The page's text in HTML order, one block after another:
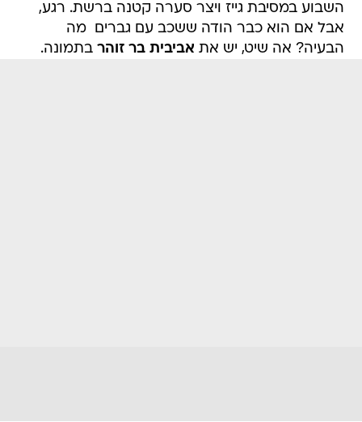
השבוע במסיבת גייז ויצר סערה קטנה ברשת. רגע,
אבל אם הוא כבר הודה ששכב עם גברים  מה
הבעיה? אה שיט, יש את אביבית בר זוהר בתמונה.